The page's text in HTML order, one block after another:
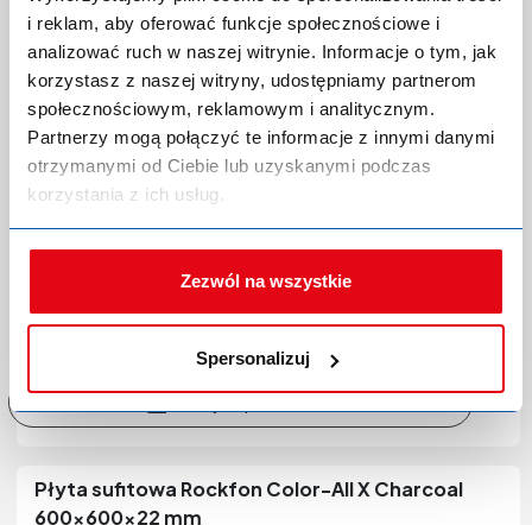
i reklam, aby oferować funkcje społecznościowe i
analizować ruch w naszej witrynie. Informacje o tym, jak
korzystasz z naszej witryny, udostępniamy partnerom
społecznościowym, reklamowym i analitycznym.
Partnerzy mogą połączyć te informacje z innymi danymi
otrzymanymi od Ciebie lub uzyskanymi podczas
korzystania z ich usług.
Zezwól na wszystkie
Spersonalizuj
Marka: Knauf Ceiling Solutions
Indeks producenta:
EAN:
Kategoria:
Płyty sufitowe z wełny mineralnej
Zaloguj się lub zarejestruj,
Płyta sufitowa Rockfon Color-All X Charcoal
600x600x22 mm